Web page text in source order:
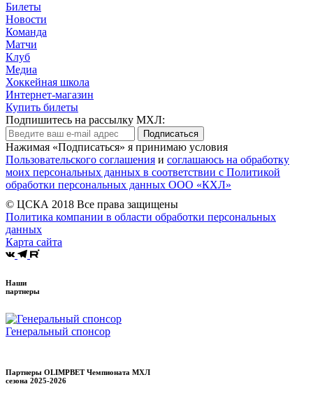
Билеты
Новости
Команда
Матчи
Клуб
Медиа
Хоккейная школа
Интернет-магазин
Купить билеты
Подпишитесь на рассылку МХЛ:
Подписаться
Нажимая «Подписаться» я принимаю условия
Пользовательского соглашения и соглашаюсь на обработку
моих персональных данных в соответствии с Политикой
обработки персональных данных ООО «КХЛ»
© ЦСКА 2018 Все права защищены
Политика компании в области обработки персональных
данных
Карта сайта
Наши
партнеры
Генеральный спонсор
Партнеры OLIMPBET Чемпионата МХЛ
сезона 2025-2026